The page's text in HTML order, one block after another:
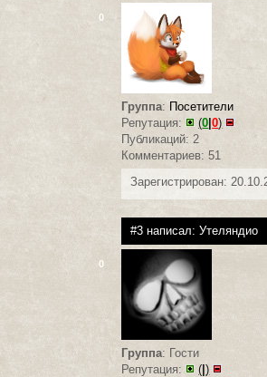
0
Группа: Посетители
Репутация:
(0|0)
Публикаций: 2
Комментариев: 51
Зарегистрирован:
#3 написал:Утеляндио
0
Группа: Гости
Репутация:
(|)